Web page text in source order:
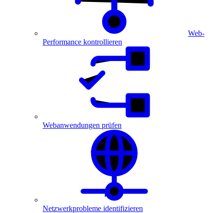
Web-
Performance kontrollieren
Webanwendungen prüfen
Netzwerkprobleme identifizieren